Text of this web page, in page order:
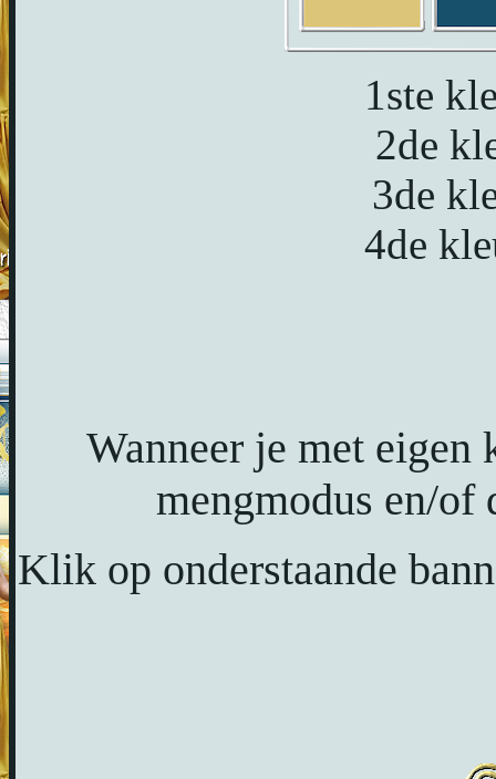
1ste
2de
3de
4de
Wanneer je met eigen
mengmodus en/of
Klik op onderstaande